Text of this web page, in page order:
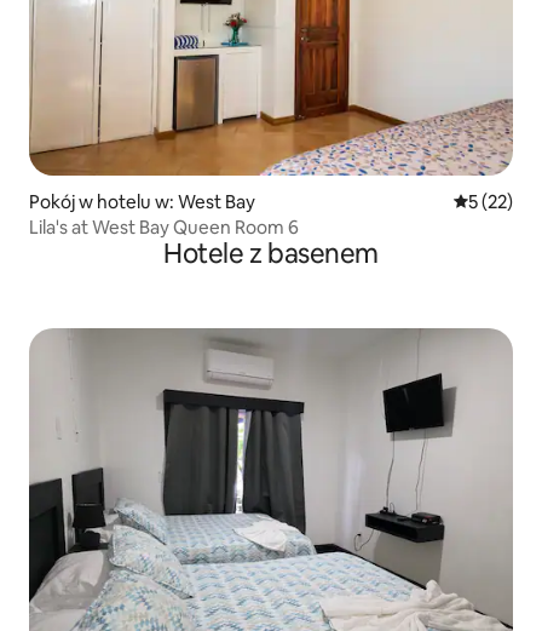
Pokój w hotelu w: West Bay Średnia
5 (22)
Lila's at West Bay Queen Room 6
Hotele z basenem